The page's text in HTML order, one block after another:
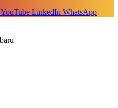
YouTube LinkedIn WhatsApp